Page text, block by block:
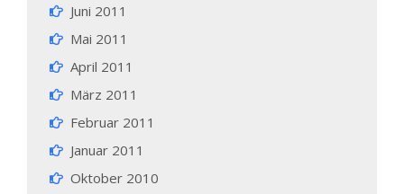
Juni 2011
Mai 2011
April 2011
März 2011
Februar 2011
Januar 2011
Oktober 2010